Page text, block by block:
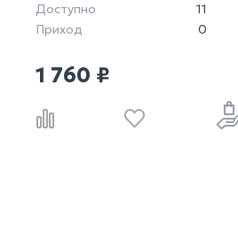
Доступно
11
Приход
0
1 760 ₽